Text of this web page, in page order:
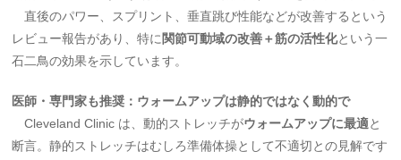
直後のパワー、スプリント、垂直跳び性能などが改善するという
レビュー報告があり、特に 関節可動域の改善＋筋の活性化という一
石二鳥の効果を示しています。
医師・専門家も推奨：ウォームアップは静的ではなく動的で
Cleveland Clinic は、動的ストレッチがウォームアップに最適と
断言。静的ストレッチはむしろ準備体操として不適切との見解です